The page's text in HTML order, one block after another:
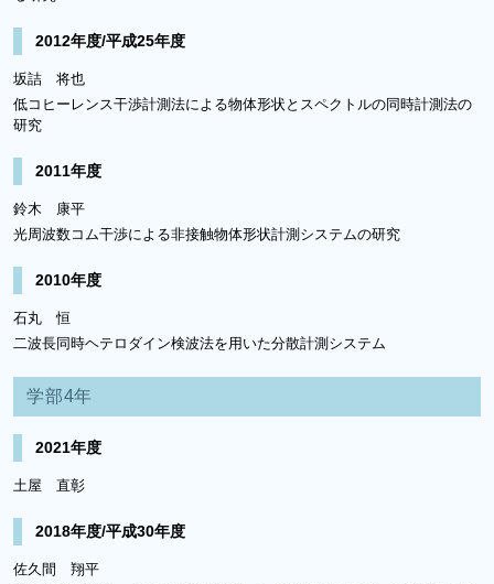
2012年度/平成25年度
坂詰 将也
低コヒーレンス干渉計測法による物体形状とスペクトルの同時計測法の
研究
2011年度
鈴木 康平
光周波数コム干渉による非接触物体形状計測システムの研究
2010年度
石丸 恒
二波長同時ヘテロダイン検波法を用いた分散計測システム
学部4年
2021年度
土屋 直彰
2018年度/平成30年度
佐久間 翔平